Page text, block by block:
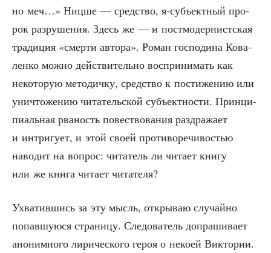
но меч…» Ниц­ше — сред­ство, я‑субъектный про­
рок раз­ру­ше­ния. Здесь же — и пост­мо­дер­нист­ская
тра­ди­ция «смер­ти авто­ра». Роман гос­по­ди­на Кова­
лен­ко мож­но дей­стви­тель­но вос­при­ни­мать как
неко­то­рую мето­дич­ку, сред­ство к пости­же­нию или
уни­что­же­нию чита­тель­ской субъ­ект­но­сти. Прин­ци­
пи­аль­ная рва­ность повест­во­ва­ния раз­дра­жа­ет
и интри­гу­ет, и этой сво­ей про­ти­во­ре­чи­во­стью
наво­дит на вопрос: чита­тель ли чита­ет кни­гу
или же кни­га чита­ет читателя?
Ухва­тив­шись за эту мысль, откры­ваю слу­чай­но
попав­шу­ю­ся стра­ни­цу. Сле­до­ва­тель допра­ши­ва­ет
ано­ним­но­го лири­че­ско­го героя о неко­ей Вик­то­рии.